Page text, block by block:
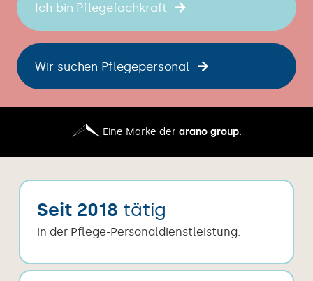
Ich bin Pflegefachkraft
Wir suchen Pflegepersonal
Eine Marke der arano group.
Seit 2018 tätig
in der Pflege-Personaldienstleistung.